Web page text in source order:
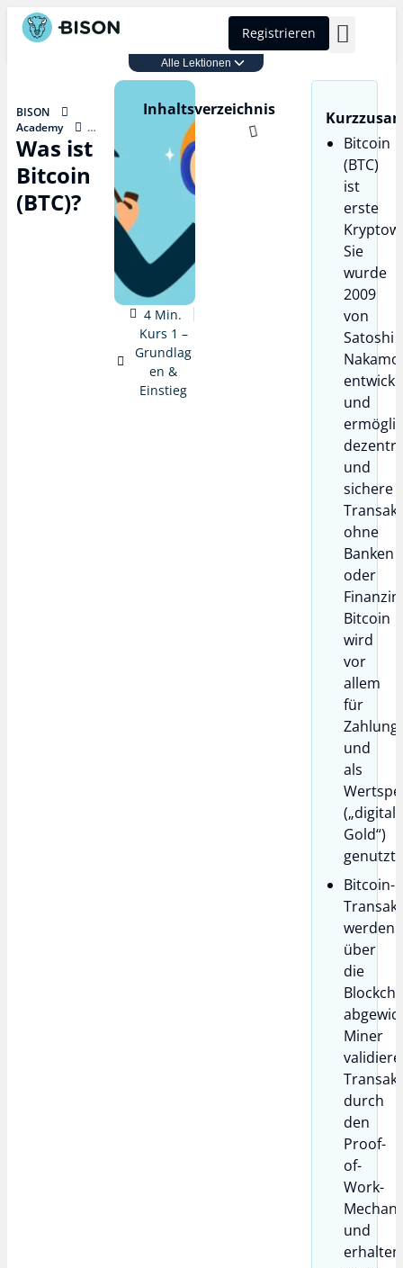
Registrieren
Alle Lektionen
BISON
Academy
Kurs 1 –
Grundlagen &
Einstieg
Was ist Bitcoin
(BTC)?
Was ist
Bitcoin
(BTC)?
4 Min.
Kurs 1 –
Grundlag
en &
Einstieg
Inhaltsverzeichnis
Bitcoin
(BTC)
ist
erste
Sie
wurde
2009
von
Satoshi
und
und
sichere
ohne
Banken
oder
Bitcoin
wird
vor
allem
für
und
als
Gold“)
genutzt.
Bitcoin-
werden
über
die
Miner
durch
den
Proof-
of-
Work-
und
erhalten